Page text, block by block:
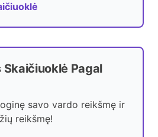
Skaičiuoklė Pagal
savo vardo reikšmę ir
reikšmę!